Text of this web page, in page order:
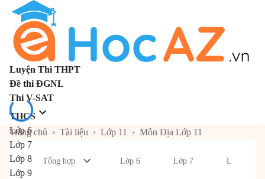
Luyện Thi THPT
Đề thi ĐGNL
Thi V-SAT
THCS
Lớp 6
Lớp 7
Lớp 8
Lớp 9
Trang chủ › Tài liệu › Lớp 11 › Môn Địa Lớp 11
Tổng hợp Lớp 6 Lớp 7 Lớp 8